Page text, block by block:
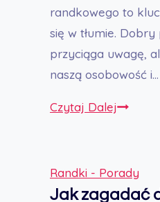
randkowego to
się w tłumie.
przyciąga uwagę,
naszą osobowość i…
Czytaj DalejJak
profil
Randki - Porady
Jak zagadać